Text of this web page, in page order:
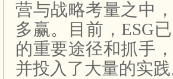
营与战略考量之中
多赢。目前，ESG
的重要途径和抓手
并投入了大量的实践